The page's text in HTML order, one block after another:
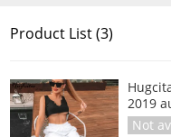
Product List (3)
2019
Not